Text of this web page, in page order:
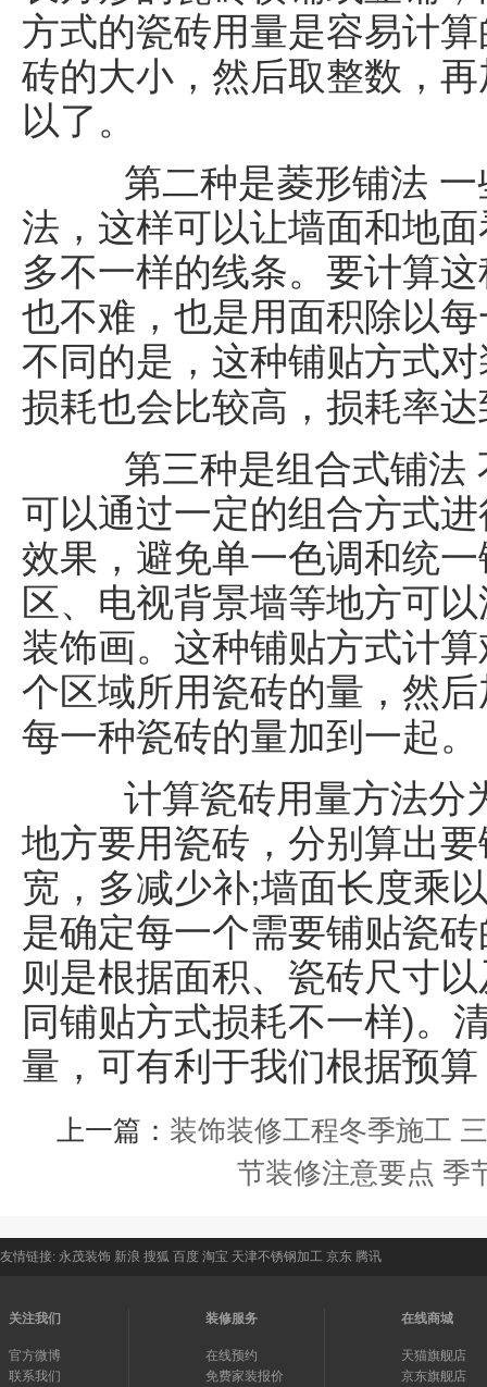
方式的瓷砖用量是容易计
砖的大小，然后取整数，
以了。
第二种是菱形铺法 一
法，这样可以让墙面和地
多不一样的线条。要计算
也不难，也是用面积除以
不同的是，这种铺贴方式对
损耗也会比较高，损耗率
第三种是组合式铺法
可以通过一定的组合方式
效果，避免单一色调和统
区、电视背景墙等地方可
装饰画。这种铺贴方式计
个区域所用瓷砖的量，然
每一种瓷砖的量加到一起。
计算瓷砖用量方法分
地方要用瓷砖，分别算出
宽，多减少补;墙面长度乘
是确定每一个需要铺贴瓷
则是根据面积、瓷砖尺寸
同铺贴方式损耗不一样)。
量，可有利于我们根据预
上一篇： 装饰装修工程冬季施工
节装修注意要点 季
友情链接: 永茂装饰 新浪 搜狐 百度 淘宝 天津不锈钢加工 京东 腾讯
关注我们
官方微博
联系我们
装修服务
在线预约
免费家装报价
在线商城
天猫旗舰店
京东旗舰店